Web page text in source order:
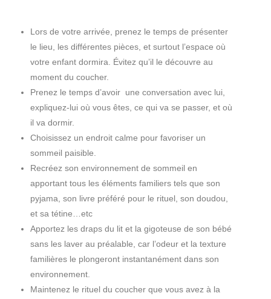
Lors de votre arrivée, prenez le temps de présenter
le lieu, les différentes pièces, et surtout l’espace où
votre enfant dormira. Évitez qu’il le découvre au
moment du coucher.
Prenez le temps d’avoir une conversation avec lui,
expliquez-lui où vous êtes, ce qui va se passer, et où
il va dormir.
Choisissez un endroit calme pour favoriser un
sommeil paisible.
Recréez son environnement de sommeil en
apportant tous les éléments familiers tels que son
pyjama, son livre préféré pour le rituel, son doudou,
et sa tétine…etc
Apportez les draps du lit et la gigoteuse de son bébé
sans les laver au préalable, car l’odeur et la texture
familières le plongeront instantanément dans son
environnement.
Maintenez le rituel du coucher que vous avez à la